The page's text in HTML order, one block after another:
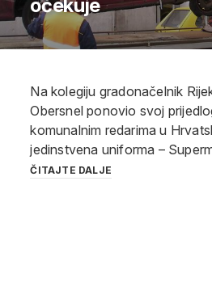
očekuje
Na kolegiju gradonačelnik
Obersnel ponovio svoj
komunalnim redarima u
jedinstvena uniforma –
ČITAJTE DALJE